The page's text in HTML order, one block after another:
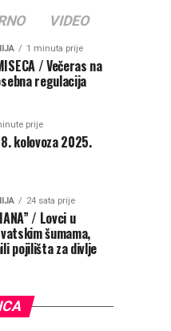
VIDEO
1 minuta prije
/ Večeras na
regulacija
prije
kolovoza 2025.
24 sata prije
/ Lovci u
šumama,
pojilišta za divlje